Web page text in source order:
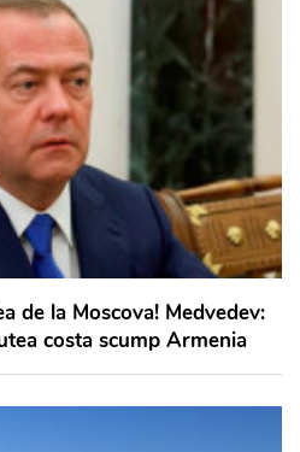
de la Moscova! Medvedev:
costa scump Armenia